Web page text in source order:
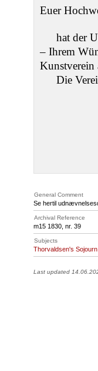
Euer
hat der
– Ihrem
Kunstverein
Die
General Comment
Se hertil
Archival Reference
m15 1830, nr. 39
Subjects
Thorvaldsen's
Last updated